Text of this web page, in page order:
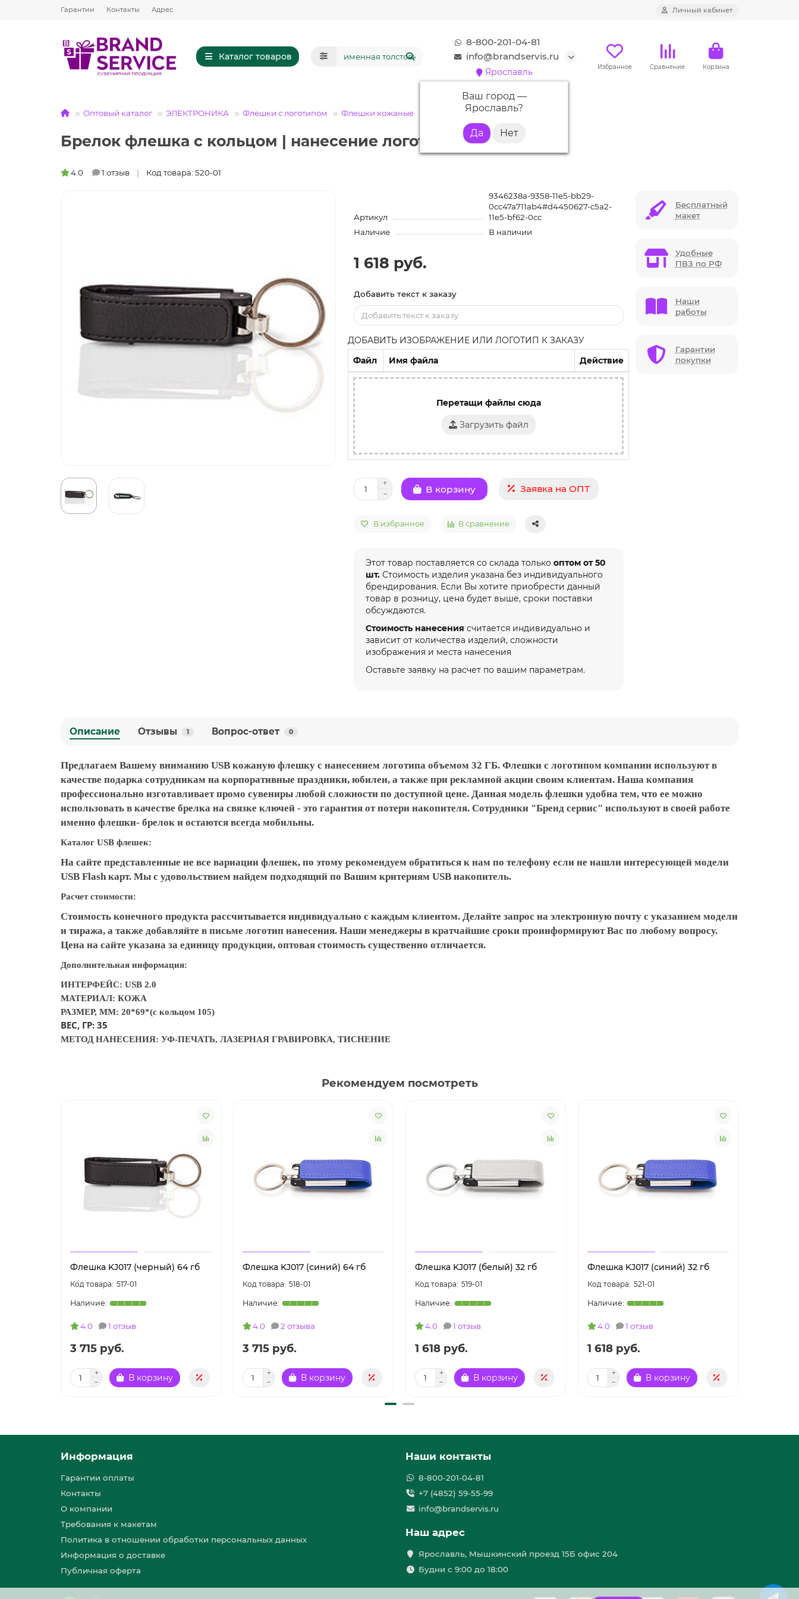
Гарантии Контакты Адрес Личный кабинет
Каталог товаров
8-800-201-04-81
info@brandservis.ru
Ярославль
Ваш город —
Ярославль?
Избранное Сравнение Корзина
Оптовый каталог ЭЛЕКТРОНИКА Флешки с логотипом Флешки кожаные Флешка KJ017 (черный) 32 гб
Брелок флешка с кольцом | нанесение логотипа | Гравировка
4.0 1 отзыв Код товара: 520-01
Артикул
9346238a-9358-11e5-bb29-
0cc47a711ab4#d4450627-c5a2-
11e5-bf62-0cc
Наличие
В наличии
1 618 руб.
Добавить текст к заказу
ДОБАВИТЬ ИЗОБРАЖЕНИЕ ИЛИ ЛОГОТИП К ЗАКАЗУ
Файл
Имя файла Действие
Перетащи файлы сюда
Загрузить файл
В корзину Заявка на ОПТ
В избранное В сравнение
Этот товар поставляется со склада толькооптом от 50
шт. Стоимость изделия указана без индивидуального
брендирования. Если Вы хотите приобрести данный
товар в розницу, цена будет выше, сроки поставки
обсуждаются.
Стоимость нанесения считается индивидуально и
зависит от количества изделий, сложности
изображения и места нанесения
Оставьте заявку на расчет по вашим параметрам.
Бесплатный
макет
Удобные
ПВЗ по РФ
Наши
работы
Гарантии
покупки
Описание Отзывы 1 Вопрос-ответ 0
Предлагаем Вашему вниманию USB кожаную флешку с нанесением логотипа объемом 32 ГБ. Флешки с логотипом компании используют в
качестве подарка сотрудникам на корпоративные праздники, юбилеи, а также при рекламной акции своим клиентам. Наша компания
профессионально изготавливает промо сувениры любой сложности по доступной цене. Данная модель флешки удобна тем, что ее можно
использовать в качестве брелка на связке ключей - это гарантия от потери накопителя. Сотрудники "Бренд сервис" используют в своей работе
именно флешки- брелок и остаются всегда мобильны.
Каталог USB флешек:
На сайте представленные не все вариации флешек, по этому рекомендуем обратиться к нам по телефону если не нашли интересующей модели
USB Flash карт. Мы с удовольствием найдем подходящий по Вашим критериям USB накопитель.
Расчет стоимости:
Стоимость конечного продукта рассчитывается индивидуально с каждым клиентом. Делайте запрос на электронную почту с указанием модели
и тиража, а также добавляйте в письме логотип нанесения. Наши менеджеры в кратчайшие сроки проинформируют Вас по любому вопросу.
Цена на сайте указана за единицу продукции, оптовая стоимость существенно отличается.
Дополнительная информация:
ИНТЕРФЕЙС: USB 2.0
МАТЕРИАЛ: КОЖА
РАЗМЕР, ММ: 20*69*(с кольцом 105)
ВЕС, ГР: 35
МЕТОД НАНЕСЕНИЯ: УФ-ПЕЧАТЬ, ЛАЗЕРНАЯ ГРАВИРОВКА, ТИСНЕНИЕ
Рекомендуем посмотреть
Флешка KJ017 (черный) 64 гб
517-01
4.0 1 отзыв
3 715 руб.
В корзину
Флешка KJ017 (синий) 64 гб
518-01
4.0 2 отзыва
3 715 руб.
В корзину
Флешка KJ017 (белый) 32 гб
519-01
4.0 1 отзыв
1 618 руб.
В корзину
Флешка KJ017 (синий) 32 гб
521-01
4.0 1 отзыв
1 618 руб.
В корзину
Информация
Гарантии оплаты
Контакты
О компании
Требования к макетам
Политика в отношении обработки персональных данных
Информация о доставке
Публичная оферта
Наши контакты
8-800-201-04-81
+7 (4852) 59-55-99
info@brandservis.ru
Наш адрес
Ярославль, Мышкинский проезд 15Б офис 204
Будни с 9:00 до 18:00